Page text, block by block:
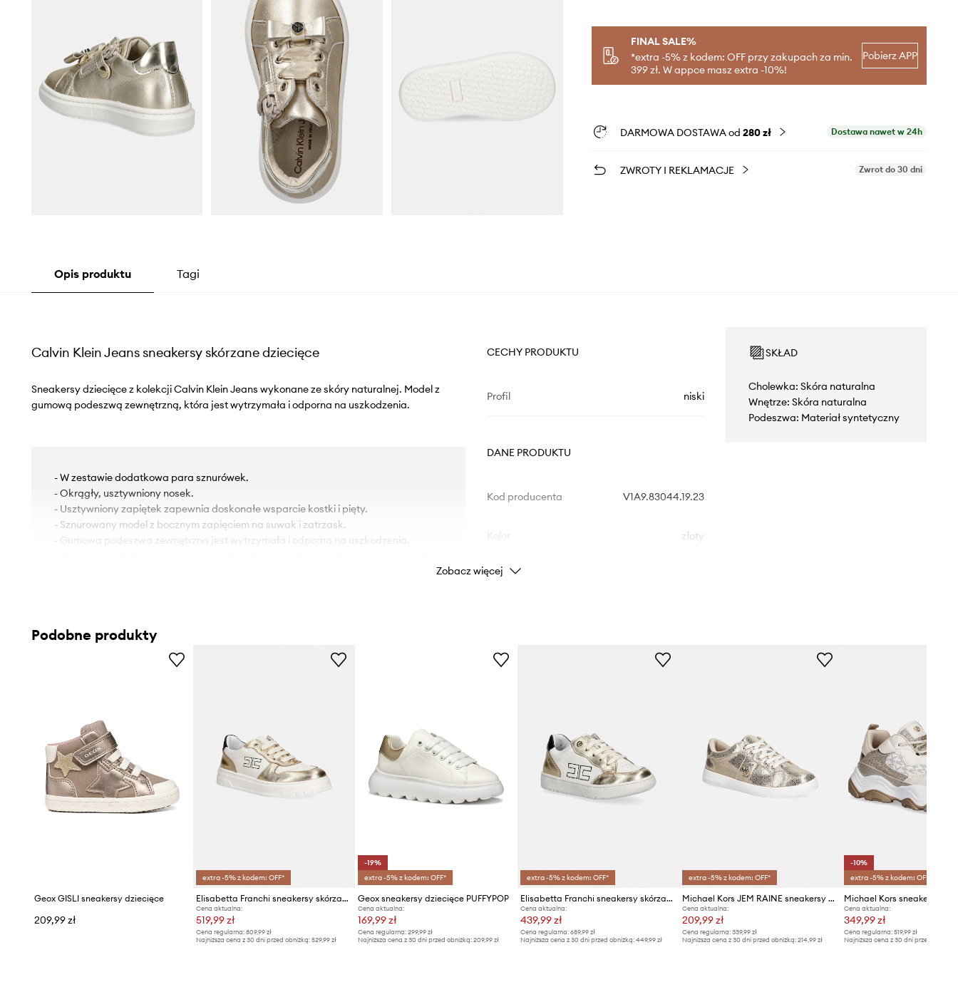
FINAL SALE%
*extra -5% z kodem: OFF przy zakupach za min.
399 zł. W appce masz extra -10%!
Pobierz APP
DARMOWA DOSTAWA od 280 zł Dostawa nawet w 24h
ZWROTY I REKLAMACJE Zwrot do 30 dni
Opis produktu Tagi
Calvin Klein Jeans sneakersy skórzane dziecięce
Sneakersy dziecięce z kolekcji Calvin Klein Jeans wykonane ze skóry naturalnej. Model z
gumową podeszwą zewnętrzną, która jest wytrzymała i odporna na uszkodzenia.
- W zestawie dodatkowa para sznurówek.
- Okrągły, usztywniony nosek.
- Usztywniony zapiętek zapewnia doskonałe wsparcie kostki i pięty.
- Sznurowany model z bocznym zapięciem na suwak i zatrzask.
- Gumowa podeszwa zewnętrzna jest wytrzymała i odporna na uszkodzenia.
CECHY PRODUKTU
Profil niski
DANE PRODUKTU
Kod producenta V1A9.83044.19.23
złoty
Marka
ID Produktu
SKŁAD
Cholewka: Skóra naturalna
Wnętrze: Skóra naturalna
Podeszwa: Materiał syntetyczny
Zobacz więcej
Podobne produkty
Geox GISLI sneakersy dziecięce
209,99 zł
extra -5% z kodem: OFF*
Elisabetta Franchi sneakersy skórzane dziecięce
Cena aktualna:
519,99 zł
Cena regularna:809,99 zł
Najniższa cena z 30 dni przed obniżką:529,99 zł
-19%
extra -5% z kodem: OFF*
Geox sneakersy dziecięce PUFFYPOP
Cena aktualna:
169,99 zł
Cena regularna: 299,99 zł
Najniższa cena z 30 dni przed obniżką: 209,99 zł
extra -5% z kodem: OFF*
Elisabetta Franchi sneakersy skórzane dziecięce
Cena aktualna:
439,99 zł
Cena regularna: 689,99 zł
Najniższa cena z 30 dni przed obniżką: 449,99 zł
extra -5% z kodem: OFF*
Michael Kors JEM RAINE sneakersy dziecięce
Cena aktualna:
209,99 zł
Cena regularna:339,99 zł
Najniższa cena z 30 dni przed obniżką:214,99 zł
-10%
extra -5% z kodem: OFF*
Cena aktualna:
349,99 zł
Cena regularna: 519,99 zł
Najniższa cena z 30 dni przed obniżką: